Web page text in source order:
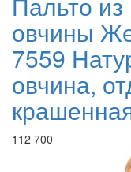
овчины
7559
овчина,
112 700